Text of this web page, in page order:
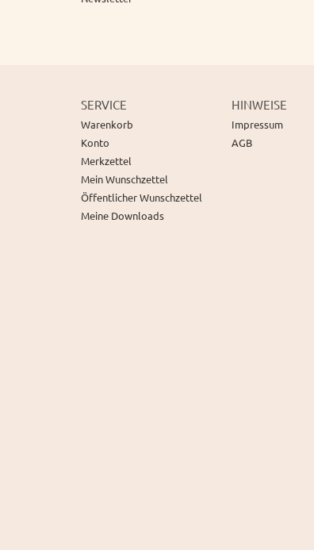
SERVICE
Warenkorb
Konto
Merkzettel
Mein Wunschzettel
Öffentlicher Wunschzettel
Meine Downloads
HINWEISE
Impressum
AGB